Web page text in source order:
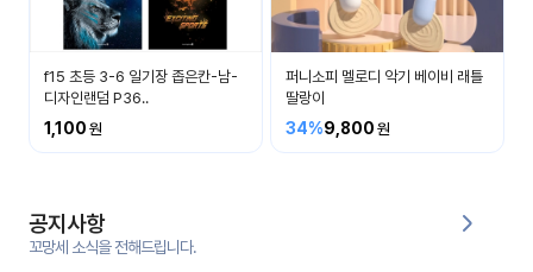
우리
들의
이야
후기
게시
판
f15 초등 3-6 일기장 좁은칸-남-
디자인랜덤 P36..
1,100
퍼니소피 멜로디 악기 베이비 래틀
딸랑이
34%9,800
공지사항
꼬망세 소식을 전해드립니다.